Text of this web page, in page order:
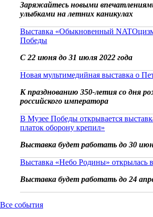
Заряжайтесь новыми
улыбками на летних каникулах
Выставка «Обыкновенный
Победы
С 22 июня до 31 июля 2022 года
Новая мультимедийная выставка о
К празднованию 350-летия со дня
российского императора
В Музее Победы открывается
платок оборону крепил»
Выставка будет работать до 30
Выставка «Небо Родины» открылась
Выставка будет работать до 24
Все события